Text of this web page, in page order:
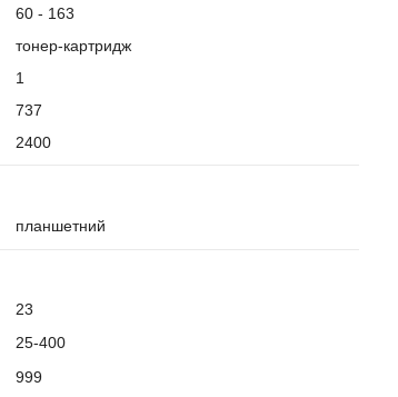
60 - 163
тонер-картридж
1
737
2400
планшетний
23
25-400
999